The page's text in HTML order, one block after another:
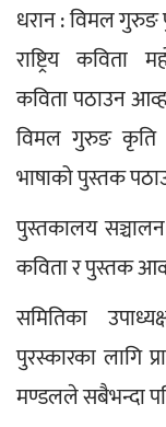
धरान : विमल गुरुङ
राष्ट्रिय कविता
कविता पठाउन
विमल गुरुङ कृति
भाषाको पुस्तक
पुस्तकालय
कविता र पुस्तक
समितिका
पुरस्कारका लागि
मण्डलले सबैभन्दा